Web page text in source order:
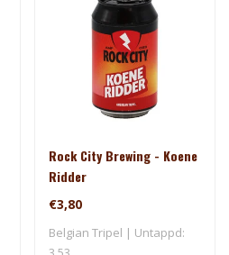
Rock City Brewing - Koene
Ridder
€3,80
Belgian Tripel | Untappd: